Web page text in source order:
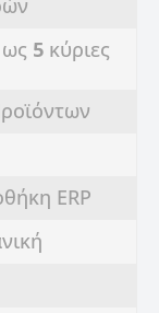
5κύριες
ERP